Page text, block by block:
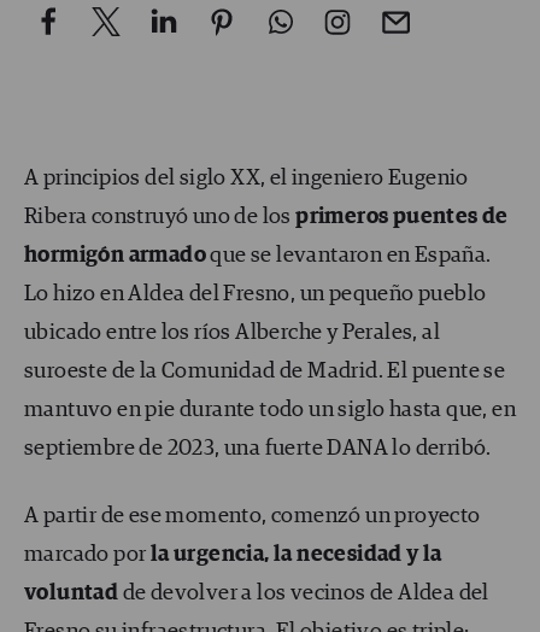
A principios del siglo XX, el ingeniero Eugenio
Ribera construyó uno de losprimeros puentes de
hormigón armadoque se levantaron en España.
Lo hizo en Aldea del Fresno, un pequeño pueblo
ubicado entre los ríos Alberche y Perales, al
suroeste de la Comunidad de Madrid. El puente se
mantuvo en pie durante todo un siglo hasta que, en
septiembre de 2023, una fuerte DANA lo derribó.
A partir de ese momento, comenzó un proyecto
marcado por la urgencia, la necesidad y la
voluntad de devolver a los vecinos de Aldea del